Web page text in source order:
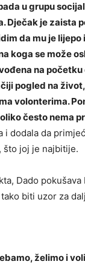
u grupu
Dječak je zaista
da mu je
koga se može
na
pogled na
volonterima.
često nema
i dodala da
što joj je najbitije.
Dado
biti uzor za
želimo i